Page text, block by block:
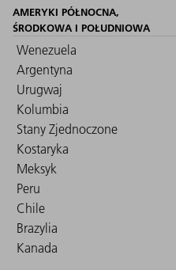
AMERYKI PÓŁNOCNA,
ŚRODKOWA I POŁUDNIOWA
Wenezuela
Argentyna
Urugwaj
Kolumbia
Stany Zjednoczone
Kostaryka
Meksyk
Peru
Chile
Brazylia
Kanada